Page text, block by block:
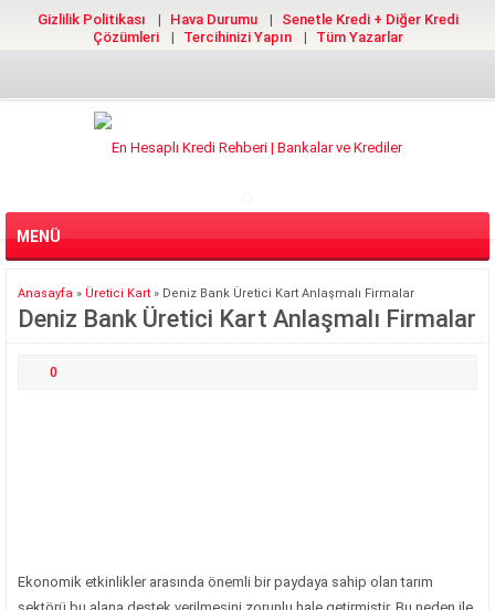
Gizlilik Politikası Hava Durumu
Senetle Kredi + Diğer Kredi
Çözümleri
Tercihinizi Yapın Tüm Yazarlar
MENÜ
Anasayfa » Üretici Kart » Deniz Bank Üretici Kart Anlaşmalı Firmalar
Deniz Bank Üretici Kart Anlaşmalı Firmalar
0
Ekonomik etkinlikler arasında önemli bir paydaya sahip olan tarım